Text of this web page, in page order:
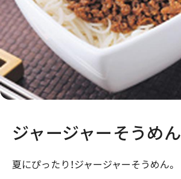
ジャージャーそうめん
夏にぴったり！ジャージャーそうめん。